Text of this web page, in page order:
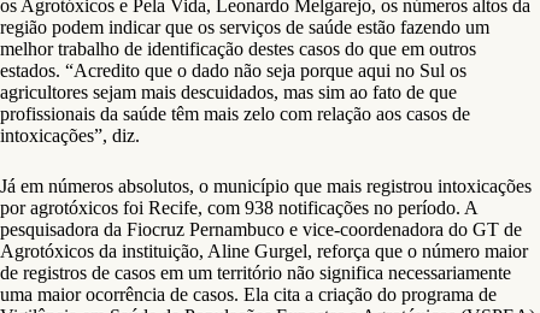
os Agrotóxicos e Pela Vida, Leonardo Melgarejo, os números altos da
região podem indicar que os serviços de saúde estão fazendo um
melhor trabalho de identificação destes casos do que em outros
estados. “Acredito que o dado não seja porque aqui no Sul os
agricultores sejam mais descuidados, mas sim ao fato de que
profissionais da saúde têm mais zelo com relação aos casos de
intoxicações”, diz.
Já em números absolutos, o município que mais registrou intoxicações
por agrotóxicos foi Recife, com 938 notificações no período. A
pesquisadora da Fiocruz Pernambuco e vice-coordenadora do GT de
Agrotóxicos da instituição, Aline Gurgel, reforça que o número maior
de registros de casos em um território não significa necessariamente
uma maior ocorrência de casos. Ela cita a criação do programa de